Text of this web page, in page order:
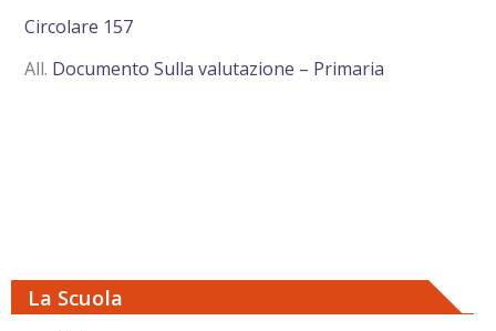
La Scuola
Circolare 157
All. Documento Sulla valutazione – Primaria